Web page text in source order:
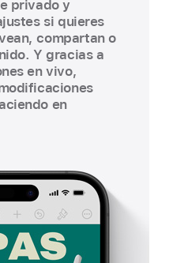
privado y
si quieres
compartan o
Y gracias a
en vivo,
en